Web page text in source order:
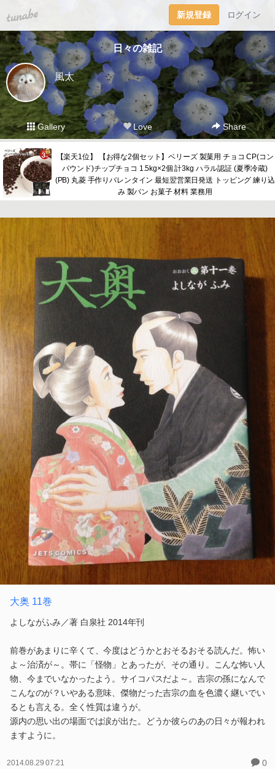
tuna.be 新規登録 ログイン
日々の雑記
風太
Gallery Love Share
【楽天1位】 【お得な2個セット】ベリーズ 製菓用 チョコ CP(コン
パウンド)チップチョコ 1.5kg×2個 計3kg ハラル認証 (夏季冷蔵)
(PB) 丸菱 手作りバレンタイン 最短翌営業日発送 トッピング 練り込
み 製パン お菓子 材料 業務用
大奥 11巻
よしながふみ／著 白泉社 2014年刊
前巻があまりに辛くて、今度はどうかとおそるおそる読んだ。怖い
よ～治済が～。帯に「怪物」とあったが、その通り。こんな怖い人
物、今までいなかったよう。サイコパスだよ～。吉宗の孫になんで
こんなのが？いやある意味、傑物だった吉宗の血を色濃く継いでい
るとも言える。全く性質は違うが。
源内の思い出の場面では涙が出た。どうか彼らのあの日々が報われ
ますように。
2014.08.29 07:21 0